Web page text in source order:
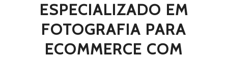
ESPECIALIZADO EM
FOTOGRAFIA PARA
ECOMMERCE COM